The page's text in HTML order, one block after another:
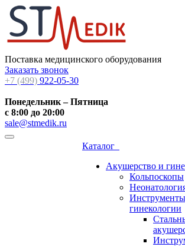
Поставка медицинского оборудования
Заказать звонок
+7 (499) 922-05-30
Понедельник – Пятница
с 8:00 до 20:00
sale@stmedik.ru
Каталог
Акушерство и
Кольпоскопы
гинекологии